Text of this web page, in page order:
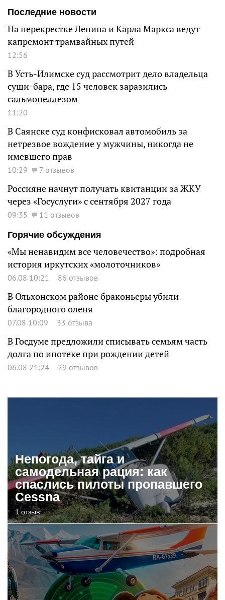
Последние новости
На перекрестке Ленина и Карла Маркса ведут
капремонт трамвайных путей
12:56
В Усть-Илимске суд рассмотрит дело владельца
суши-бара, где 15 человек заразились
сальмонеллезом
11:20
В Саянске суд конфисковал автомобиль за
нетрезвое вождение у мужчины, никогда не
имевшего прав
10:29 7 отзывов
Россияне начнут получать квитанции за ЖКУ
через «Госуслуги» с сентября 2027 года
09:35
11 отзывов
Горячие обсуждения
«Мы ненавидим все человечество»: подробная
история иркутских «молоточников»
06.08 10:21 86 отзывов
В Ольхонском районе браконьеры убили
благородного оленя
07.08 10:09 33 отзыва
В Госдуме предложили списывать семьям часть
долга по ипотеке при рождении детей
06.08 21:24 29 отзывов
Непогода, тайга и
самодельная рация: как
спаслись пилоты пропавшего
Cessna
1 отзыв